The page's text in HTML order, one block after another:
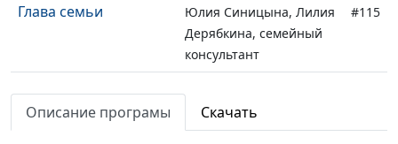
Глава семьи
Юлия Синицына, Лилия
Дерябкина, семейный
консультант
#115
Профилактика
конфликтных
Дерябкина, семейный
консультант
Описание програмы Скачать